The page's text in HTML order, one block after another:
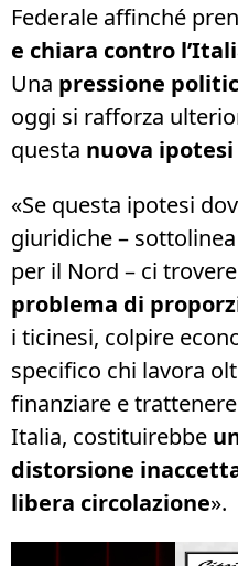
Federale affinché
e chiara contro
Una pressione
oggi si rafforza
questa nuova
«Se questa ipotesi
giuridiche –
per il Nord – ci
problema di
i ticinesi, colpire
specifico chi lavora
finanziare e
Italia, costituirebbe
distorsione
libera circolazione».